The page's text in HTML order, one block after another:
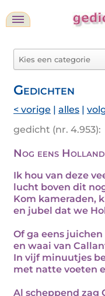
Gedichten
< vorige | alles |
gedicht (nr. 4.953):
Nog eens Holland
Ik hou van deze
lucht boven dit
Kom kameraden,
en jubel dat we
Of ga eens
en waai van
In vijf minuutjes
met natte voeten
Al scheppend zag